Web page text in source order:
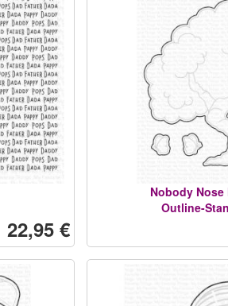
22,95 €
Nobody Nose
Outline-